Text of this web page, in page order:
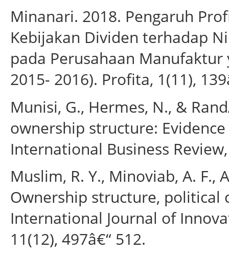
Minanari. 2018. Pengaruh
Kebijakan Dividen terhadap
pada Perusahaan
2015- 2016). Profita, 1(11),
Munisi, G., Hermes, N., &
ownership structure:
International Business
Muslim, R. Y., Minoviab, A. F.,
Ownership structure, political
International Journal of
11(12), 497â€“ 512.